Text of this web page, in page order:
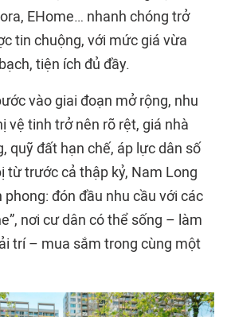
EHome… nhanh chóng trở
tin chuộng, với mức giá vừa
tiện ích đủ đầy.
vào giai đoạn mở rộng, nhu
vệ tinh trở nên rõ rệt, giá nhà
quỹ đất hạn chế, áp lực dân số
từ trước cả thập kỷ, Nam Long
đón đầu nhu cầu với các
nơi cư dân có thể sống – làm
trí – mua sắm trong cùng một